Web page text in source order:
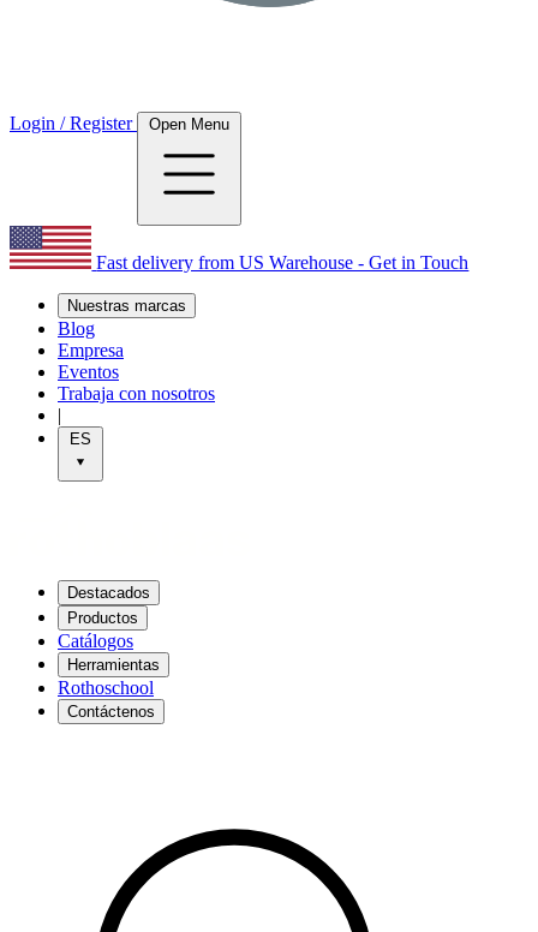
Login / Register Open Menu
Fast delivery from US Warehouse - Get in Touch
Nuestras marcas
Blog
Empresa
Eventos
Trabaja con nosotros
|
ES
Destacados
Productos
Catálogos
Herramientas
Rothoschool
Contáctenos